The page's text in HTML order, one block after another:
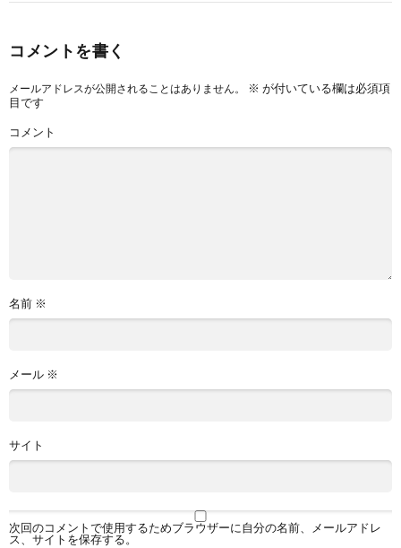
コメントを書く
メールアドレスが公開されることはありません。 ※ が付いている欄は必須項
目です
コメント
名前 ※
メール ※
サイト
次回のコメントで使用するためブラウザーに自分の名前、メールアドレ
ス、サイトを保存する。